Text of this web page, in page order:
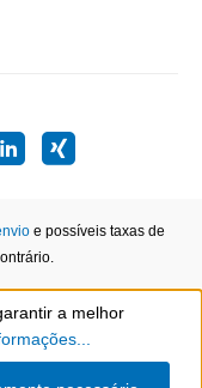
e possíveis taxas de
a melhor